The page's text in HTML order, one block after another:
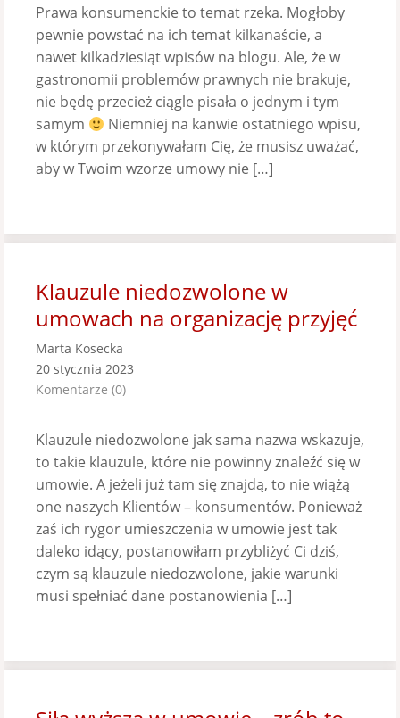
Prawa konsumenckie to temat rzeka. Mogłoby
pewnie powstać na ich temat kilkanaście, a
nawet kilkadziesiąt wpisów na blogu. Ale, że w
gastronomii problemów prawnych nie brakuje,
nie będę przecież ciągle pisała o jednym i tym
samym
Niemniej na kanwie ostatniego wpisu,
w którym przekonywałam Cię, że musisz uważać,
aby w Twoim wzorze umowy nie […]
Klauzule niedozwolone w
umowach na organizację przyjęć
Marta Kosecka
20 stycznia 2023
Komentarze (0)
Klauzule niedozwolone jak sama nazwa wskazuje,
to takie klauzule, które nie powinny znaleźć się w
umowie. A jeżeli już tam się znajdą, to nie wiążą
one naszych Klientów – konsumentów. Ponieważ
zaś ich rygor umieszczenia w umowie jest tak
daleko idący, postanowiłam przybliżyć Ci dziś,
czym są klauzule niedozwolone, jakie warunki
musi spełniać dane postanowienia […]